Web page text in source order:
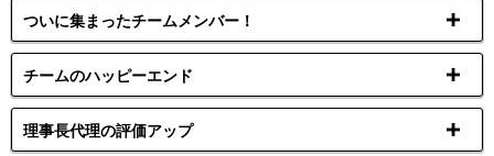
ついに集まったチームメンバー！
チームのハッピーエンド
理事長代理の評価アップ